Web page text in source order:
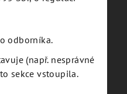
odborníka.
(např. nesprávné
sekce vstoupila.